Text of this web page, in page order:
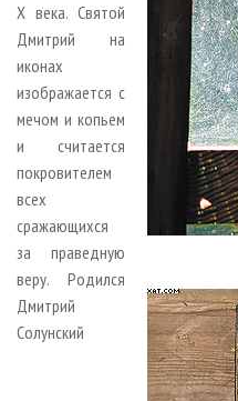
X века. Святой
Дмитрий на
иконах
изображается с
мечом и копьем
и считается
покровителем
всех
сражающихся
за праведную
веру. Родился
Дмитрий
Солунский